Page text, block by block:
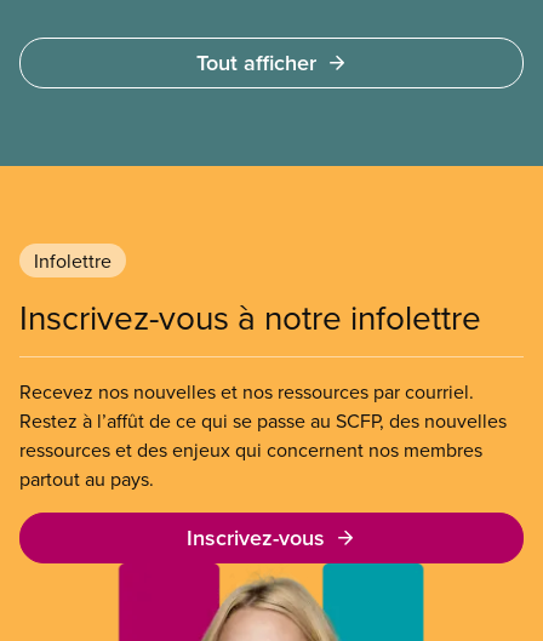
ministre de l’Emploi, Patty Hajdu, n’a attendu que
quelques heures pour accéder à cette demande de
Tout afficher
Infolettre
Inscrivez-vous à notre infolettre
Recevez nos nouvelles et nos ressources par courriel.
Restez à l’affût de ce qui se passe au SCFP, des nouvelles
ressources et des enjeux qui concernent nos membres
partout au pays.
Inscrivez-vous